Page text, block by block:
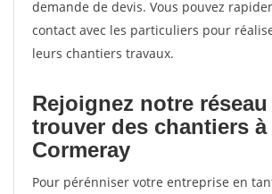
demande de devis. Vous pouvez
contact avec les particuliers pour
leurs chantiers travaux.
Rejoignez notre
trouver des chantiers à
Cormeray
Pour pérénniser votre entreprise en